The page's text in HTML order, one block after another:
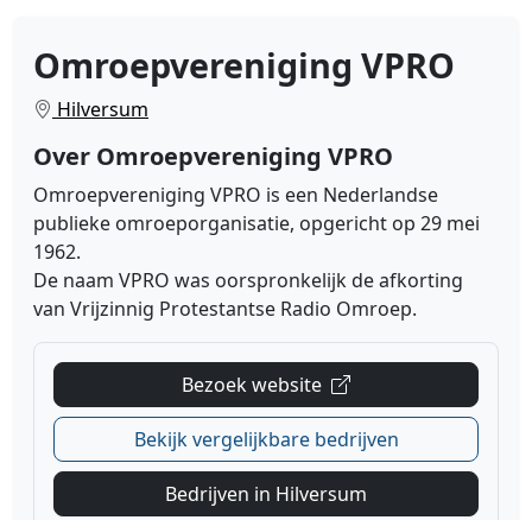
Omroepvereniging VPRO
Hilversum
Over Omroepvereniging VPRO
Omroepvereniging VPRO is een Nederlandse
publieke omroeporganisatie, opgericht op 29 mei
1962.
De naam VPRO was oorspronkelijk de afkorting
van Vrijzinnig Protestantse Radio Omroep.
Bezoek website
Bekijk vergelijkbare bedrijven
Bedrijven in Hilversum